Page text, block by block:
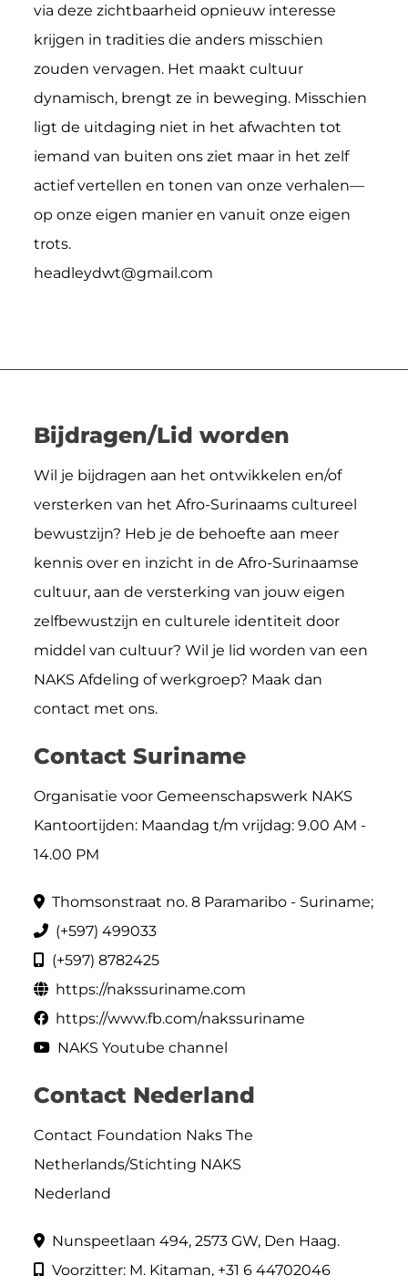
via deze zichtbaarheid opnieuw interesse
krijgen in tradities die anders misschien
zouden vervagen. Het maakt cultuur
dynamisch, brengt ze in beweging. Misschien
ligt de uitdaging niet in het afwachten tot
iemand van buiten ons ziet maar in het zelf
actief vertellen en tonen van onze verhalen—
op onze eigen manier en vanuit onze eigen
trots.
headleydwt@gmail.com
Bijdragen/Lid worden
Wil je bijdragen aan het ontwikkelen en/of
versterken van het Afro-Surinaams cultureel
bewustzijn? Heb je de behoefte aan meer
kennis over en inzicht in de Afro-Surinaamse
cultuur, aan de versterking van jouw eigen
zelfbewustzijn en culturele identiteit door
middel van cultuur? Wil je lid worden van een
NAKS Afdeling of werkgroep? Maak dan
contact met ons.
Contact Suriname
Organisatie voor Gemeenschapswerk NAKS
Kantoortijden: Maandag t/m vrijdag: 9.00 AM -
14.00 PM
Thomsonstraat no. 8 Paramaribo - Suriname;
(+597) 499033
(+597) 8782425
https://nakssuriname.com
https://www.fb.com/nakssuriname
NAKS Youtube channel
Contact Nederland
Contact Foundation Naks The
Netherlands/Stichting NAKS
Nederland
Nunspeetlaan 494, 2573 GW, Den Haag.
Voorzitter: M. Kitaman, +31 6 44702046